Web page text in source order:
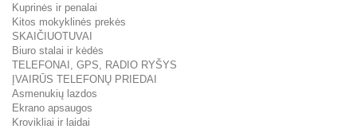
Kuprinės ir penalai
Kitos mokyklinės prekės
SKAIČIUOTUVAI
Biuro stalai ir kėdės
TELEFONAI, GPS, RADIO RYŠYS
ĮVAIRŪS TELEFONŲ PRIEDAI
Asmenukių lazdos
Ekrano apsaugos
Krovikliai ir laidai